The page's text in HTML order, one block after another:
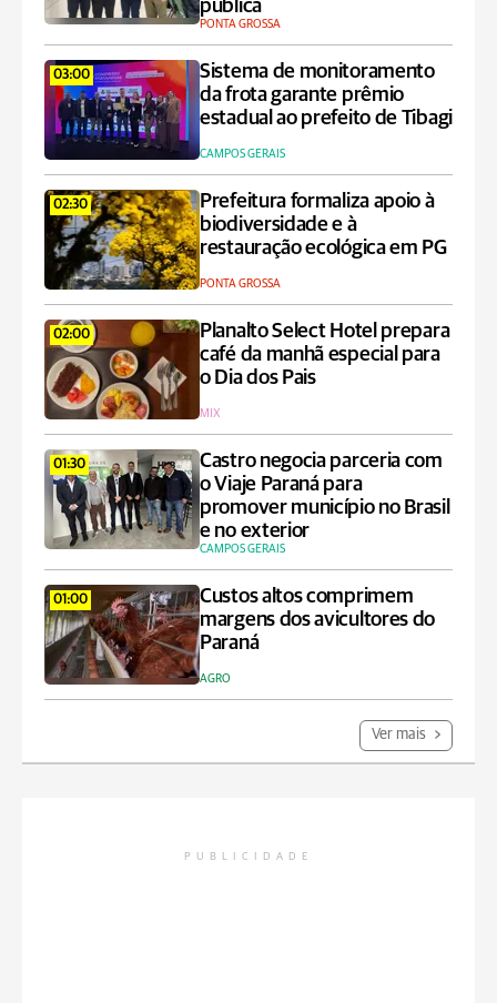
pública
PONTA GROSSA
03:00
Sistema de monitoramento
da frota garante prêmio
estadual ao prefeito de Tibagi
CAMPOS GERAIS
02:30
Prefeitura formaliza apoio à
biodiversidade e à
restauração ecológica em PG
PONTA GROSSA
02:00
Planalto Select Hotel prepara
café da manhã especial para
o Dia dos Pais
MIX
01:30
Castro negocia parceria com
o Viaje Paraná para
promover município no Brasil
e no exterior
CAMPOS GERAIS
01:00
Custos altos comprimem
margens dos avicultores do
Paraná
AGRO
Ver mais
PUBLICIDADE